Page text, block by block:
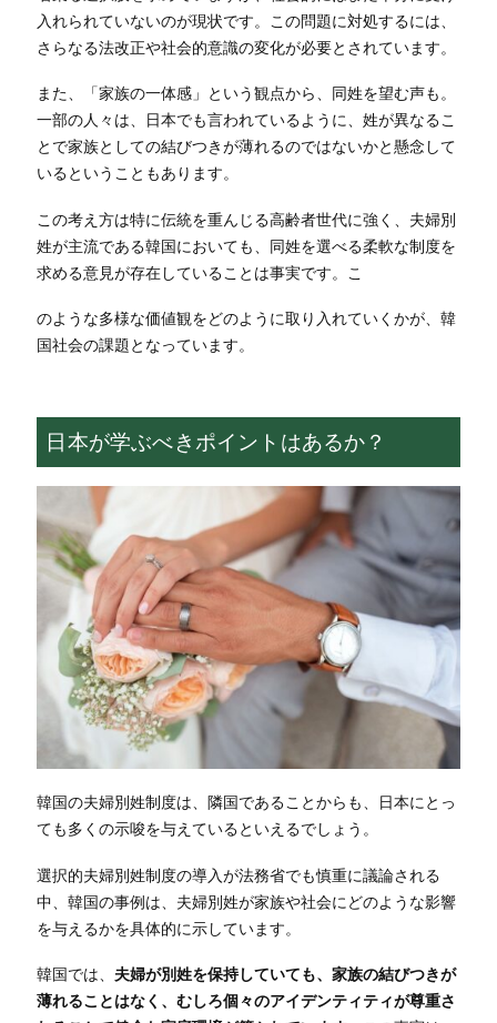
入れられていないのが現状です。この問題に対処するには、
さらなる法改正や社会的意識の変化が必要とされています。
また、「家族の一体感」という観点から、同姓を望む声も。
一部の人々は、日本でも言われているように、姓が異なるこ
とで家族としての結びつきが薄れるのではないかと懸念して
いるということもあります。
この考え方は特に伝統を重んじる高齢者世代に強く、夫婦別
姓が主流である韓国においても、同姓を選べる柔軟な制度を
求める意見が存在していることは事実です。こ
のような多様な価値観をどのように取り入れていくかが、韓
国社会の課題となっています。
日本が学ぶべきポイントはあるか？
韓国の夫婦別姓制度は、隣国であることからも、日本にとっ
ても多くの示唆を与えているといえるでしょう。
選択的夫婦別姓制度の導入が法務省でも慎重に議論される
中、韓国の事例は、夫婦別姓が家族や社会にどのような影響
を与えるかを具体的に示しています。
韓国では、 夫婦が別姓を保持していても、家族の結びつきが
薄れることはなく、むしろ個々のアイデンティティが尊重さ